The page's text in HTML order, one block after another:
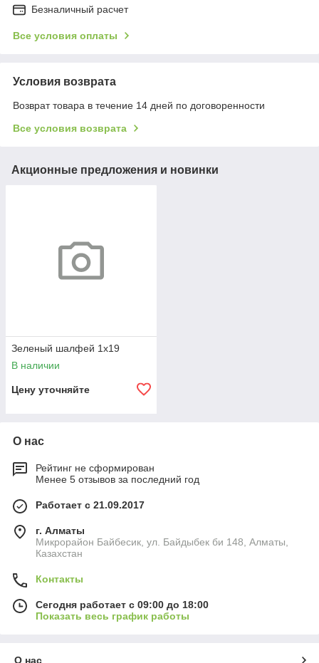
Безналичный расчет
Все условия оплаты
Условия возврата
Возврат товара в течение 14 дней по договоренности
Все условия возврата
Акционные предложения и новинки
Зеленый шалфей 1х19
В наличии
Цену уточняйте
О нас
Рейтинг не сформирован
Менее 5 отзывов за последний год
Работает с 21.09.2017
г. Алматы
Микрорайон Байбесик, ул. Байдыбек би 148, Алматы,
Казахстан
Контакты
Сегодня работает с 09:00 до 18:00
Показать весь график работы
О нас